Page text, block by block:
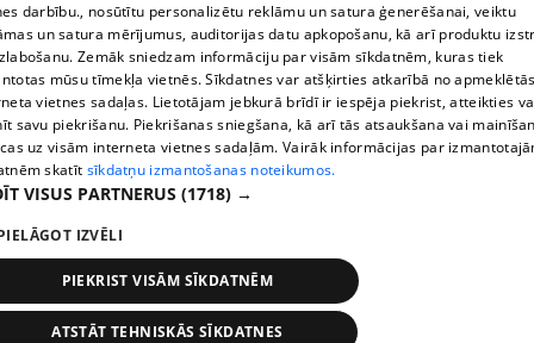
TV program
Contract rules
360 Ziņu kontakti
Helio Media
Vortal assistance service: e-mail -
All rights reserved.
darbību., nosūtītu personalizētu reklāmu un satura ģenerēšanai, veiktu
un satura mērījumus, auditorijas datu apkopošanu, kā arī produktu
Zemāk sniedzam informāciju par visām sīkdatnēm, kuras tiek
mūsu tīmekļa vietnēs. Sīkdatnes var atšķirties atkarībā no
vietnes sadaļas. Lietotājam jebkurā brīdī ir iespēja piekrist, atteikties
savu piekrišanu. Piekrišanas sniegšana, kā arī tās atsaukšana vai
uz visām interneta vietnes sadaļām. Vairāk informācijas par
skatīt sīkdatņu izmantošanas noteikumos.
VISUS PARTNERUS (1718) →
IZVĒLI
PIEKRIST VISĀM SĪKDATNĒM
ATSTĀT TEHNISKĀS SĪKDATNES